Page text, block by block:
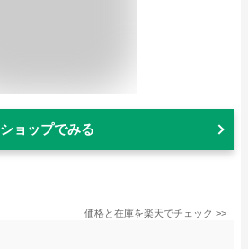
ショップでみる
価格と在庫を楽天でチェック >>